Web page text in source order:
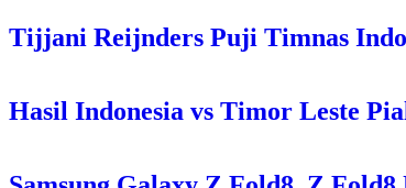
Tijjani Reijnders Puji Timnas
Hasil Indonesia vs Timor Leste